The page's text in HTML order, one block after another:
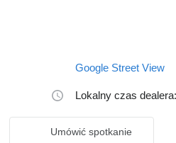
Google Street View
Lokalny czas
Umówić spotkanie